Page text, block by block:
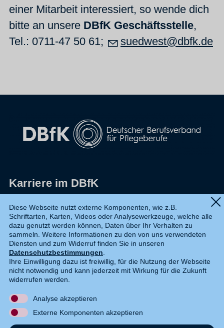
einer Mitarbeit interessiert, so wende dich
bitte an unsere DBfK Geschäftsstelle,
Tel.: 0711-47 50 61;
suedwest@dbfk.de
Karriere im DBfK
Datenschutz
Shop
Widerruf
Kontakt
DE EN
Diese Webseite nutzt externe Komponenten, wie z.B.
Schriftarten, Karten, Videos oder Analysewerkzeuge, welche alle
dazu genutzt werden können, Daten über Ihr Verhalten zu
sammeln. Weitere Informationen zu den von uns verwendeten
Diensten und zum Widerruf finden Sie in unseren
Datenschutzbestimmungen.
Ihre Einwilligung dazu ist freiwillig, für die Nutzung der Webseite
nicht notwendig und kann jederzeit mit Wirkung für die Zukunft
widerrufen werden.
Analyse akzeptieren
Externe Komponenten akzeptieren